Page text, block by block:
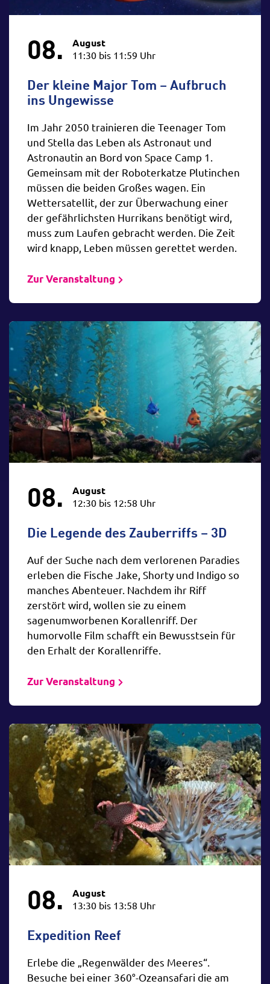
08. August
11:30 bis 11:59 Uhr
Der kleine Major Tom – Aufbruch
ins Ungewisse
Im Jahr 2050 trainieren die Teenager Tom
und Stella das Leben als Astronaut und
Astronautin an Bord von Space Camp 1.
Gemeinsam mit der Roboterkatze Plutinchen
müssen die beiden Großes wagen. Ein
Wettersatellit, der zur Überwachung einer
der gefährlichsten Hurrikans benötigt wird,
muss zum Laufen gebracht werden. Die Zeit
wird knapp, Leben müssen gerettet werden.
Zur Veranstaltung
08. August
12:30 bis 12:58 Uhr
Die Legende des Zauberriffs – 3D
Auf der Suche nach dem verlorenen Paradies
erleben die Fische Jake, Shorty und Indigo so
manches Abenteuer. Nachdem ihr Riff
zerstört wird, wollen sie zu einem
sagenumworbenen Korallenriff. Der
humorvolle Film schafft ein Bewusstsein für
den Erhalt der Korallenriffe.
Zur Veranstaltung
08. August
13:30 bis 13:58 Uhr
Expedition Reef
Erlebe die „Regenwälder des Meeres“.
Besuche bei einer 360°-Ozeansafari die am